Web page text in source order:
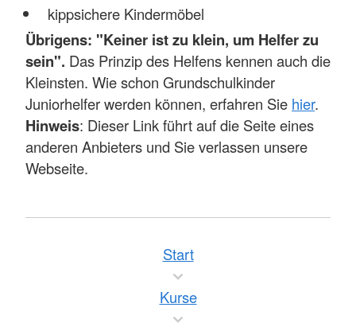
kippsichere Kindermöbel
Übrigens: "Keiner ist zu klein, um Helfer zu
sein". Das Prinzip des Helfens kennen auch die
Kleinsten. Wie schon Grundschulkinder
Juniorhelfer werden können, erfahren Sie hier.
Hinweis: Dieser Link führt auf die Seite eines
anderen Anbieters und Sie verlassen unsere
Webseite.
Start
Kurse